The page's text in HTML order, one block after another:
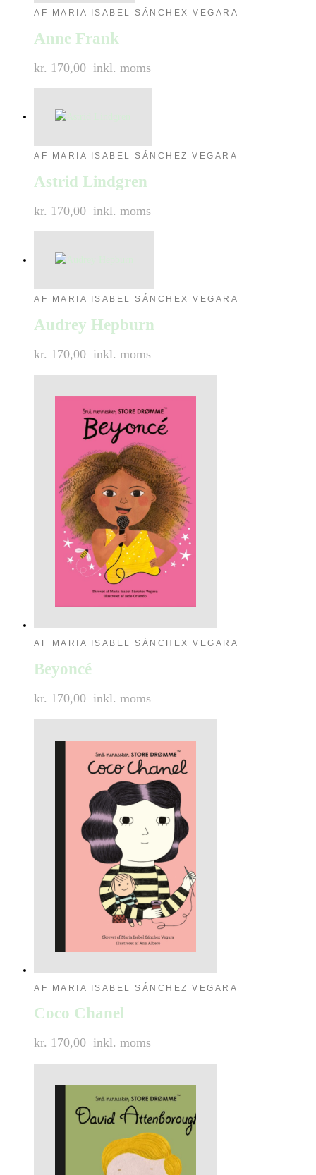
AF MARIA ISABEL SÁNCHEX VEGARA
Anne Frank
kr. 170,00 inkl. moms
AF MARIA ISABEL SÁNCHEZ VEGARA
Astrid Lindgren
kr. 170,00 inkl. moms
AF MARIA ISABEL SÁNCHEX VEGARA
Audrey Hepburn
kr. 170,00 inkl. moms
AF MARIA ISABEL SÁNCHEX VEGARA
Beyoncé
kr. 170,00 inkl. moms
AF MARIA ISABEL SÁNCHEZ VEGARA
Coco Chanel
kr. 170,00 inkl. moms